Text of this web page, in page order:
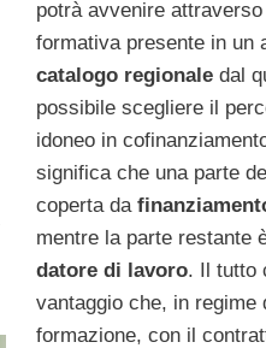
potrà avvenire attraverso
formativa presente in un
catalogo regionaledal
possibile scegliere il
idoneo in
significa che una parte
coperta da
mentre la parte restante
datore di lavoro. Il tutto
vantaggio che, in regime
formazione, con il